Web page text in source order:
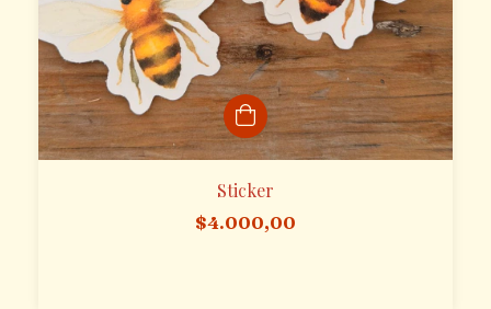
Sticker
$4.000,00